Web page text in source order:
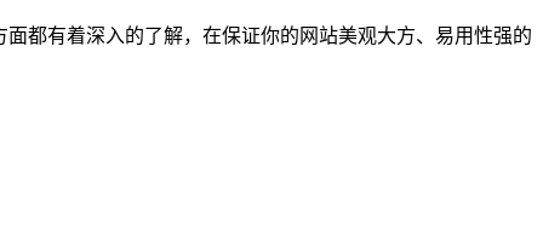
都有着深入的了解，在保证你的网站美观大方、易用性强的